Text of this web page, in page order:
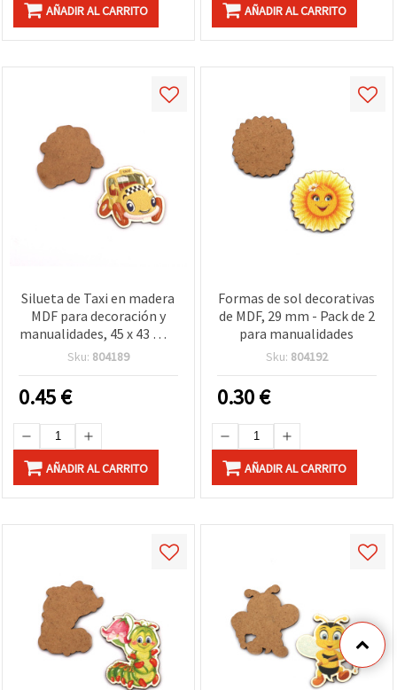
AÑADIR AL CARRITO AÑADIR AL CARRITO
Silueta de Taxi en madera
MDF para decoración y
manualidades, 45 x 43 mm
– Pack de 2
Sku: 804189
0.45€
AÑADIR AL CARRITO
Formas de sol decorativas
de MDF, 29 mm - Pack de 2
para manualidades
Sku: 804192
0.30€
AÑADIR AL CARRITO